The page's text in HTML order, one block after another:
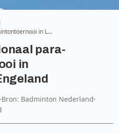
in L…
para-
in
·Bron: Badminton Nederland·